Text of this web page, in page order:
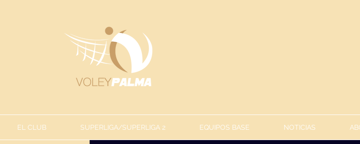
EL CLUB SUPERLIGA/SUPERLIGA 2 EQUIPOS BASE NOTICIAS